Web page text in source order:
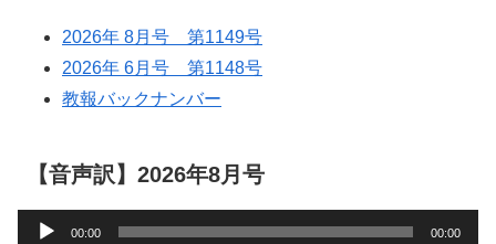
2026年 8月号 第1149号
2026年 6月号 第1148号
教報バックナンバー
【音声訳】2026年8月号
00:00 00:00